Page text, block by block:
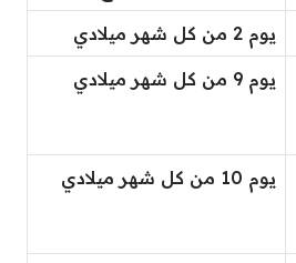
يوم 2 من كل شهر ميلادي
يوم 9 من كل شهر ميلادي
يوم 10 من كل شهر ميلادي